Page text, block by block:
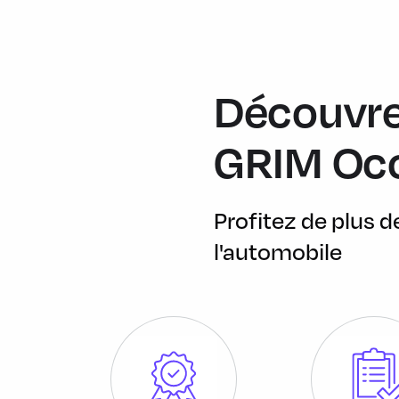
Volant M gainé cuir Trois branches, aplati en bas et marque
'Walknappa' avec surpiqûres noires, inserts chrome nacré
1 prise USB de type A (1,5 A) pour la recharge et le transfert
Accoudoir central AR avec 2 porte-gobelets
Accoudoir central AV
GRIM
Profitez de plus
l'automobile